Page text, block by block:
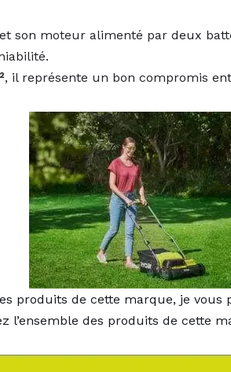
son moteur alimenté par deux
, il représente un bon compromis
produits de cette marque, je vous
l’ensemble des produits de cette